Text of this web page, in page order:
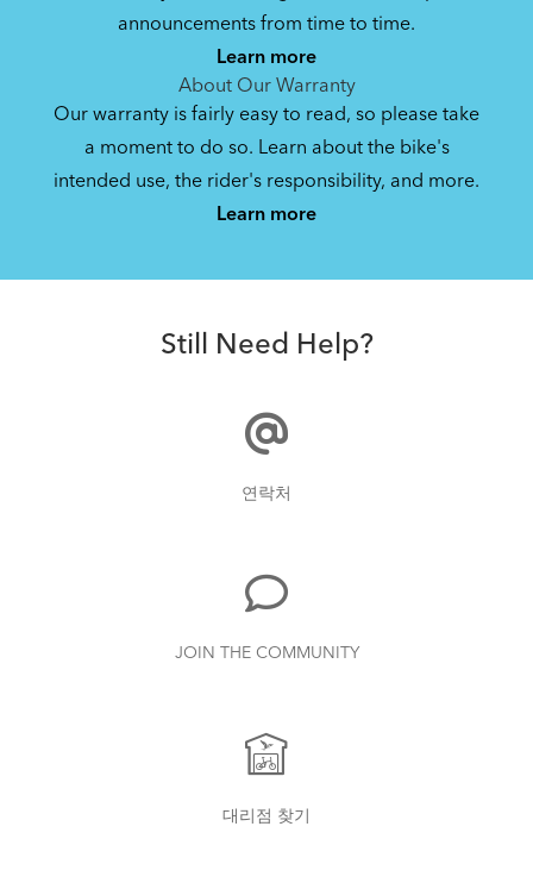
By loading the video, you agree to Youtube’s Privacy Policy
announcements from time to time.
Learn more
About Our Warranty
Our warranty is fairly easy to read, so please take
a moment to do so. Learn about the bike's
intended use, the rider's responsibility, and more.
Learn more
Still Need Help?
연락처
JOIN THE COMMUNITY
대리점 찾기